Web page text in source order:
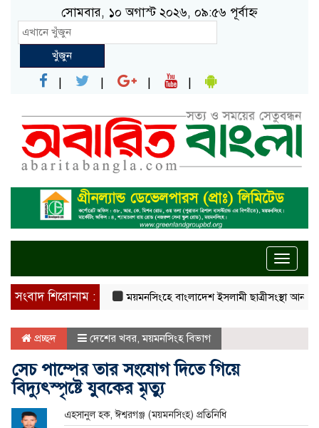
সোমবার, ১০ অগাস্ট ২০২৬, ০৯:৫৬ পূর্বাহ্ন
খুঁজুন
Toggle
সংবাদ শিরোনাম :ময়মনসিংহে বাংলাদেশ ইসলামী ছাত্রীসংস্থা আনন্দ মোহন
প্রচ্ছদ দেশের খবর,ময়মনসিংহ বিভাগ
সেচ পাম্পের তার সংযোগ দিতে গিয়ে
বিদ্যুৎস্পৃষ্টে যুবকের মৃত্যু
এহসানুল হক, ঈশ্বরগঞ্জ (ময়মনসিংহ) প্রতিনিধি